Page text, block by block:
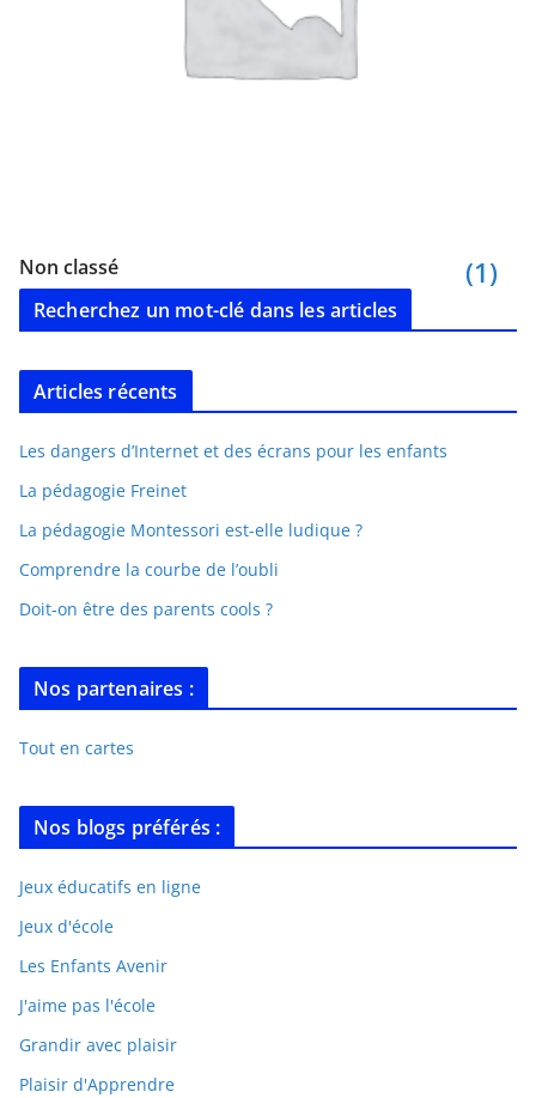
Non classé (1)
Recherchez un mot-clé dans les articles
Articles récents
Les dangers d’Internet et des écrans pour les enfants
La pédagogie Freinet
La pédagogie Montessori est-elle ludique ?
Comprendre la courbe de l’oubli
Doit-on être des parents cools ?
Nos partenaires :
Tout en cartes
Nos blogs préférés :
Jeux éducatifs en ligne
Jeux d'école
Les Enfants Avenir
J'aime pas l'école
Grandir avec plaisir
Plaisir d'Apprendre